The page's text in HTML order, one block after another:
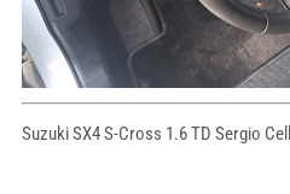
Suzuki SX4 S-Cross 1.6 TD Sergio